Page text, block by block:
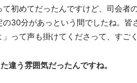
初めてだったんですけど、司会者
の30分があっという間でしたね。
って声も掛けてくださって、すご
違う雰囲気だったんですね。